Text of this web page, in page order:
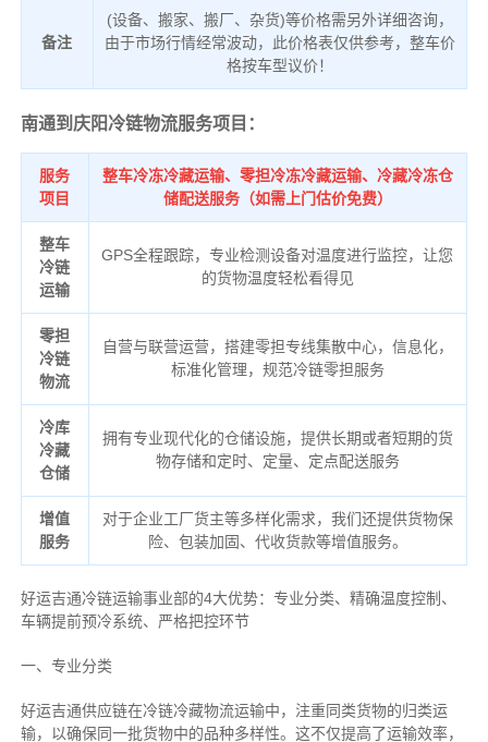
备注
(设备、搬家、搬厂、杂货)等价格需另外详细咨询，
由于市场行情经常波动，此价格表仅供参考，整车价
格按车型议价！
南通到庆阳冷链物流服务项目：
服务
项目
整车冷冻冷藏运输、零担冷冻冷藏运输、冷藏冷冻仓
储配送服务（如需上门估价免费）
整车
冷链
运输
GPS全程跟踪，专业检测设备对温度进行监控，让您
的货物温度轻松看得见
零担
冷链
物流
自营与联营运营，搭建零担专线集散中心，信息化，
标准化管理，规范冷链零担服务
冷库
冷藏
仓储
拥有专业现代化的仓储设施，提供长期或者短期的货
物存储和定时、定量、定点配送服务
增值
服务
对于企业工厂货主等多样化需求，我们还提供货物保
险、包装加固、代收货款等增值服务。
好运吉通冷链运输事业部的4大优势： 专业分类、 精确温度控制、
车辆提前预冷系统、 严格把控环节
一、专业分类
好运吉通供应链在冷链冷藏物流运输中，注重同类货物的归类运
输，以确保同一批货物中的品种多样性。这不仅提高了运输效率，